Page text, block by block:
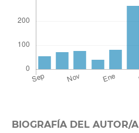
BIOGRAFÍA DEL AUTOR/A